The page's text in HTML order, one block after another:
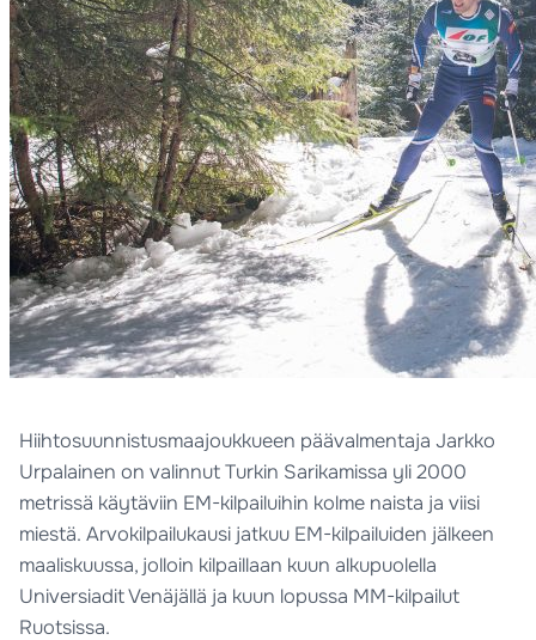
Hiihtosuunnistusmaajoukkueen päävalmentaja Jarkko
Urpalainen on valinnut Turkin Sarikamissa yli 2000
metrissä käytäviin EM-kilpailuihin kolme naista ja viisi
miestä. Arvokilpailukausi jatkuu EM-kilpailuiden jälkeen
maaliskuussa, jolloin kilpaillaan kuun alkupuolella
Universiadit Venäjällä ja kuun lopussa MM-kilpailut
Ruotsissa.